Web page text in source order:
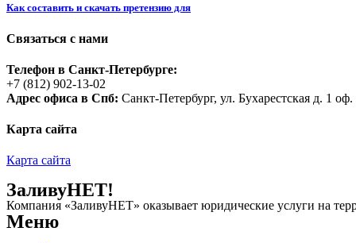
Как составить и скачать претензию для
Связаться с нами
Телефон в Санкт-Петербурге:
+7 (812) 902-13-02
Адрес офиса в Спб: Санкт-Петербург, ул. Бухарестская д. 1 оф.
Карта сайта
Карта сайта
ЗаливуНЕТ!
Компания «ЗаливуНЕТ» оказывает юридические услуги на
Меню